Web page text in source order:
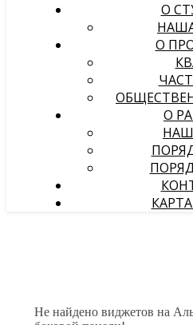
О
О
О
Не найдено виджетов на